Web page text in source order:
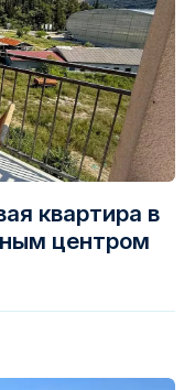
квартира в
центром